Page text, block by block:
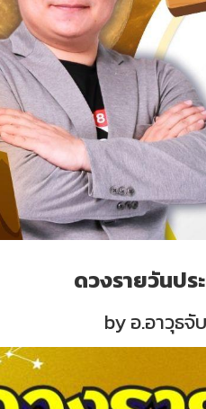
ดวงรายวันปร
by อ.อาวุธ